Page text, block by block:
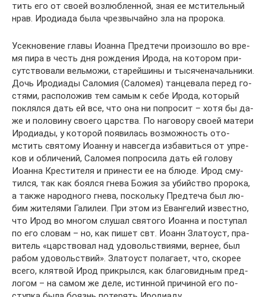
тить его от сво­ей воз­люб­лен­ной, зная ее мсти­тель­ный
нрав. Иро­ди­а­да бы­ла чрез­вы­чай­но зла на про­ро­ка.
Усек­но­ве­ние гла­вы Иоан­на Пред­те­чи про­изо­шло во вре­
мя пи­ра в честь дня рож­де­ния Иро­да, на ко­то­ром при­
сут­ство­ва­ли вель­мо­жи, ста­рей­ши­ны и ты­ся­че­на­чаль­ни­ки.
Дочь Иро­ди­а­ды Са­ло­мия (Са­ло­мея) тан­це­ва­ла пе­ред го­
стя­ми, рас­по­ло­жив тем са­мым к се­бе Иро­да, ко­то­рый
по­клял­ся дать ей все, что она ни по­про­сит – хо­тя бы да­
же и по­ло­ви­ну сво­е­го цар­ства. По на­го­во­ру сво­ей ма­те­ри
Иро­ди­а­ды, у ко­то­рой по­яви­лась воз­мож­ность ото­
мстить свя­то­му Иоан­ну и на­все­гда из­ба­вить­ся от упре­
ков и об­ли­че­ний, Са­ло­мея по­про­сила дать ей го­ло­ву
Иоан­на Кре­сти­те­ля и при­не­сти ее на блю­де. Ирод сму­
тил­ся, так как бо­ял­ся гне­ва Бо­жия за убий­ство про­ро­ка,
а так­же на­род­но­го гне­ва, по­сколь­ку Пред­те­ча был лю­
бим жи­те­ля­ми Га­ли­леи. При этом из Еван­ге­лий из­вест­но,
что Ирод во мно­гом слу­шал свя­то­го Иоан­на и по­сту­пал
по его сло­вам – но, как пи­шет свт. Иоанн Зла­то­уст, пра­
ви­тель «цар­ство­вал над удо­воль­стви­я­ми, вер­нее, был
ра­бом удо­воль­ствий». Зла­то­уст по­ла­га­ет, что, ско­рее
все­го, клят­вой Ирод при­крыл­ся, как бла­го­вид­ным пред­
ло­гом – на са­мом же де­ле, ис­тин­ной при­чи­ной его по­